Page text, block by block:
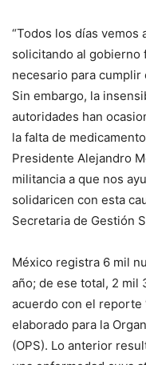
“Todos los días vemos
solicitando al gobierno
necesario para
Sin embargo, la
autoridades han
la falta de
Presidente Alejandro
militancia a que nos
solidaricen con esta
Secretaria de Gestión
México registra 6 mil
año; de ese total, 2 mil
acuerdo con el reporte
elaborado para la
(OPS). Lo anterior